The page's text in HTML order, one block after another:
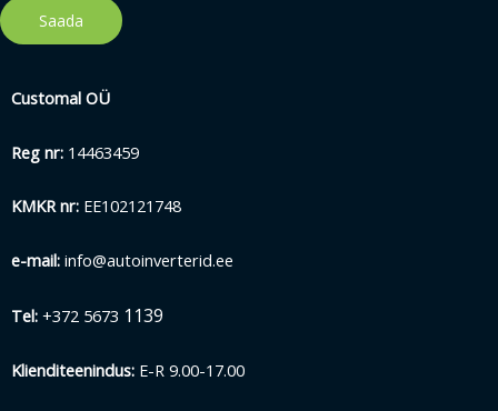
Saada
Customal OÜ
Reg nr: 14463459
KMKR nr: EE102121748
e-mail: info@autoinverterid.ee
Tel: +372 5673 1139
Klienditeenindus: E-R 9.00-17.00